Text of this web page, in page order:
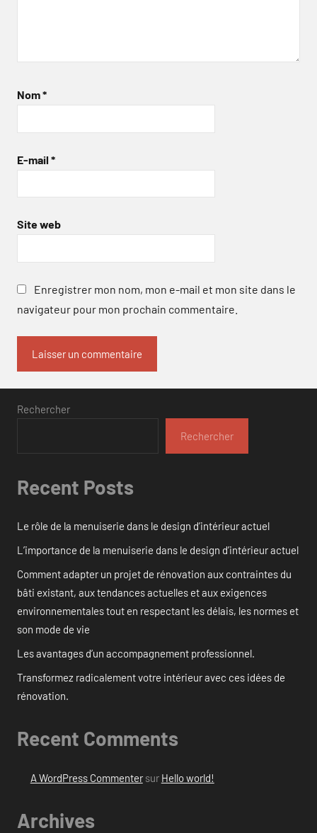
Nom*
E-mail *
Site web
Enregistrer mon nom, mon e-mail et mon site dans le
navigateur pour mon prochain commentaire.
Rechercher
Rechercher
Recent Posts
Le rôle de la menuiserie dans le design d’intérieur actuel
L’importance de la menuiserie dans le design d’intérieur actuel
Comment adapter un projet de rénovation aux contraintes du
bâti existant, aux tendances actuelles et aux exigences
environnementales tout en respectant les délais, les normes et
son mode de vie
Les avantages d’un accompagnement professionnel.
Transformez radicalement votre intérieur avec ces idées de
rénovation.
Recent Comments
A WordPress Commentersur Hello world!
Archives